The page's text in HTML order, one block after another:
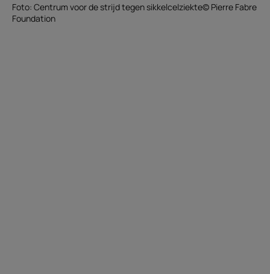
Foto: Centrum voor de strijd tegen sikkelcelziekte© Pierre Fabre
Foundation